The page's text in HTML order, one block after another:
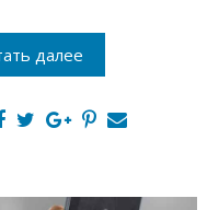
далее